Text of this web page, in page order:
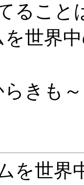
ること
を世界
きも
を世界